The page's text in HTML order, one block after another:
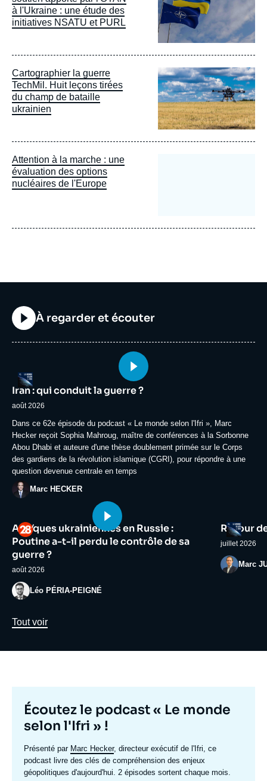
à l'Ukraine : une étude des
initiatives NSATU et PURL
Cartographier la guerre
TechMil. Huit leçons tirées
du champ de bataille
ukrainien
Image
principale
Attention à la marche : une
évaluation des options
nucléaires de l'Europe
Titre
À regarder et écouter
Logo
Image
principale
médiatique
Iran : qui conduit la guerre ?
août 2026
Accroche
Dans ce 62e épisode du podcast « Le monde selon l'Ifri », Marc
Hecker reçoit Sophia Mahroug, maître de conférences à la Sorbonne
Abou Dhabi et auteure d'une thèse doublement primée sur le Corps
des gardiens de la révolution islamique (CGRI), pour répondre à une
question devenue centrale en temps
PhotoMarc HECKER
Logo
Image
principale
médiatique
Attaques ukrainiennes en Russie :
Poutine a-t-il perdu le contrôle de sa
guerre ?
août 2026
PhotoLéo PÉRIA-PEIGNÉ
Logo
Image
principale
Retour
juillet 2026
PhotoMarc
Lien
Tout voir
Titre
mis
en
avant
Écoutez le podcast « Le monde
selon l'Ifri » !
Texte
accroche
Présenté par Marc Hecker, directeur exécutif de l'Ifri, ce
podcast livre des clés de compréhension des enjeux
géopolitiques d'aujourd'hui. 2 épisodes sortent chaque mois.